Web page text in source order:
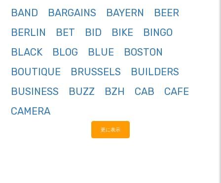
BAND
BARGAINS BAYERN
BEER
BERLIN
BET BID BIKE
BINGO
BLACK
BLOG BLUE
BOSTON
BOUTIQUE
BRUSSELS
BUILDERS
BUSINESS
BUZZ BZH CAB
CAFE
CAMERA
更に表示